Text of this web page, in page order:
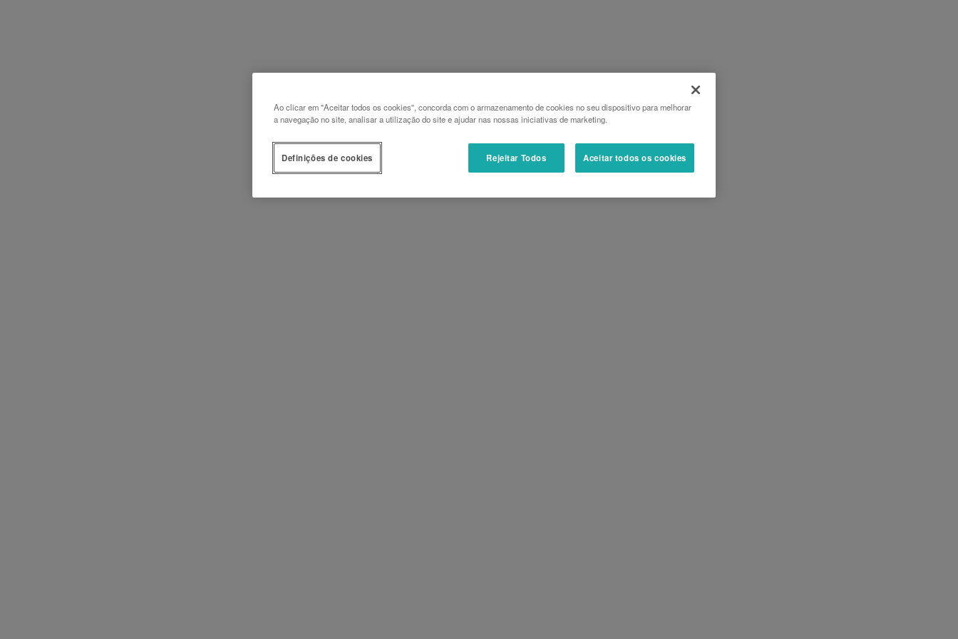
Ao clicar em "Aceitar todos os cookies", concorda com o armazenamento de cookies no seu dispositivo para melhorar
a navegação no site, analisar a utilização do site e ajudar nas nossas iniciativas de marketing.
Rejeitar Todos Aceitar todos os cookies
Definições de cookies